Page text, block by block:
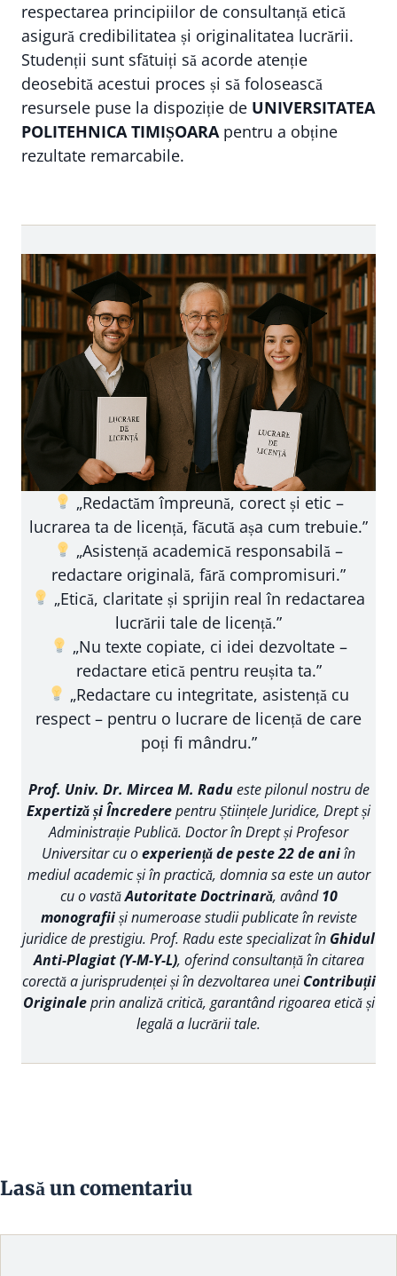
respectarea principiilor de consultanță etică
asigură credibilitatea și originalitatea lucrării.
Studenții sunt sfătuiți să acorde atenție
deosebită acestui proces și să folosească
resursele puse la dispoziție de UNIVERSITATEA
POLITEHNICA TIMIȘOARApentru a obține
rezultate remarcabile.
„Redactăm împreună, corect și etic –
lucrarea ta de licență, făcută așa cum trebuie.”
„Asistență academică responsabilă –
redactare originală, fără compromisuri.”
„Etică, claritate și sprijin real în redactarea
lucrării tale de licență.”
„Nu texte copiate, ci idei dezvoltate –
redactare etică pentru reușita ta.”
„Redactare cu integritate, asistență cu
respect – pentru o lucrare de licență de care
poți fi mândru.”
Prof. Univ. Dr. Mircea M. Radueste pilonul nostru de
Expertiză și Încrederepentru Științele Juridice, Drept și
Administrație Publică. Doctor în Drept și Profesor
Universitar cu oexperiență de peste 22 de aniîn
mediul academic și în practică, domnia sa este un autor
cu o vastăAutoritate Doctrinară, având10
monografiiși numeroase studii publicate în reviste
juridice de prestigiu. Prof. Radu este specializat în Ghidul
Anti-Plagiat (Y-M-Y-L), oferind consultanță în citarea
corectă a jurisprudenței și în dezvoltarea unei Contribuții
Originaleprin analiză critică, garantând rigoarea etică și
legală a lucrării tale.
Lasă un comentariu